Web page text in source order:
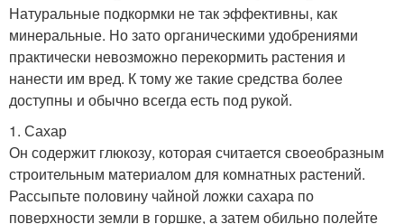
Натуральные подкормки не так эффективны, как
минеральные. Но зато органическими удобрениями
практически невозможно перекормить растения и
нанести им вред. К тому же такие средства более
доступны и обычно всегда есть под рукой.
1. Сахар
Он содержит глюкозу, которая считается своеобразным
строительным материалом для комнатных растений.
Рассыпьте половину чайной ложки сахара по
поверхности земли в горшке, а затем обильно полейте